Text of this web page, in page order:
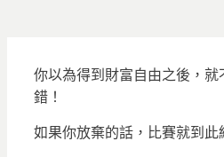
你以為得到財富自由之後，就
錯！
如果你放棄的話，比賽就到此